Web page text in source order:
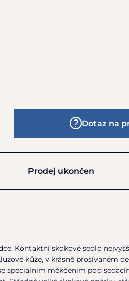
Dotaz na
Prodej ukončen
Kontaktní skokové sedlo
kůže, v krásně prošívaném
speciálním měkčením pod